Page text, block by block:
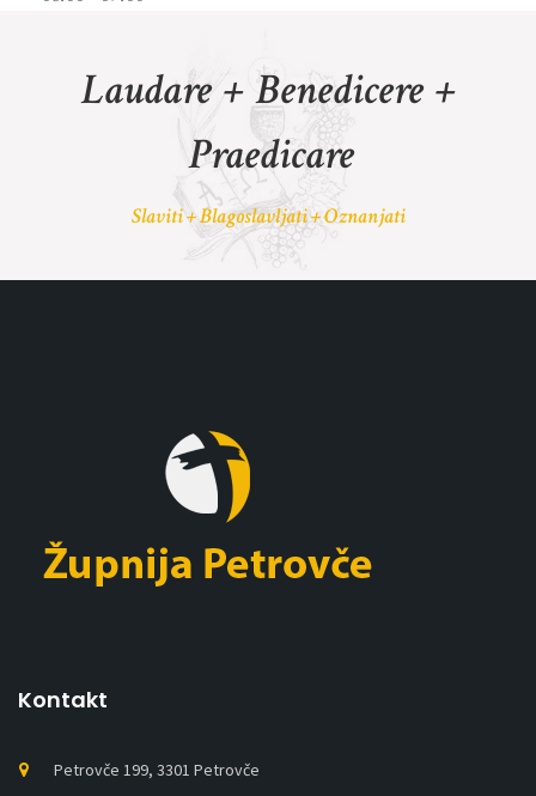
Laudare + Benedicere +
Praedicare
Slaviti + Blagoslavljati + Oznanjati
Kontakt
Petrovče 199, 3301 Petrovče